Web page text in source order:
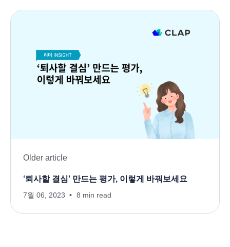
Older article
‘퇴사할 결심’ 만드는 평가, 이렇게 바꿔보세요
7월 06, 2023 8 min read